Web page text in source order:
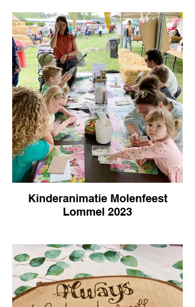
Kinderanimatie Molenfeest
Lommel 2023